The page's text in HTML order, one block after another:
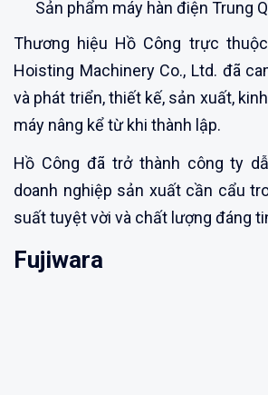
Sản phẩm máy hàn điện Trung
Thương hiệu Hồ Công trực
Hoisting Machinery Co., Ltd. đã
và phát triển, thiết kế, sản xuất,
máy nâng kể từ khi thành lập.
Hồ Công đã trở thành công ty
doanh nghiệp sản xuất cần cẩu
suất tuyệt vời và chất lượng đáng
Fujiwara